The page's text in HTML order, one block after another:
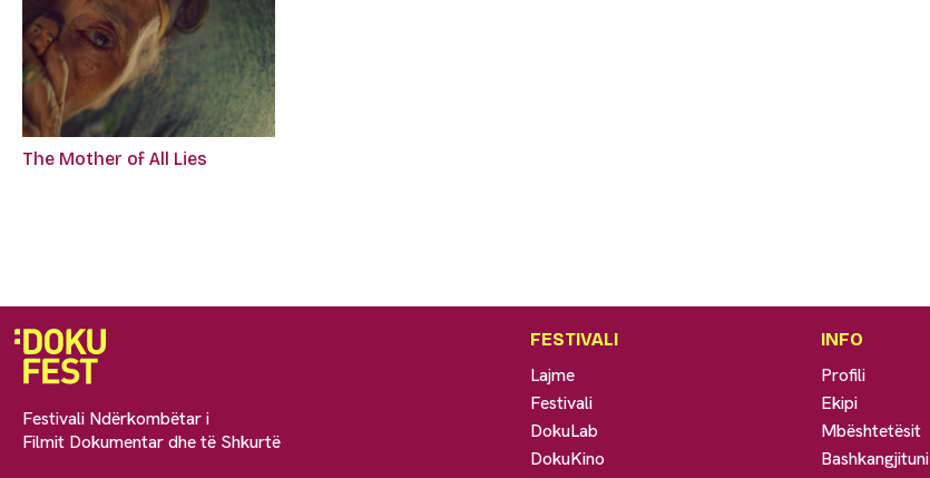
The Mother of All Lies
Festivali Ndërkombëtar i
Filmit Dokumentar dhe të Shkurtë
FESTIVALI
Lajme
Festivali
DokuLab
DokuKino
INFO
Profili
Ekipi
Mbështetësit
Bashkangjituni